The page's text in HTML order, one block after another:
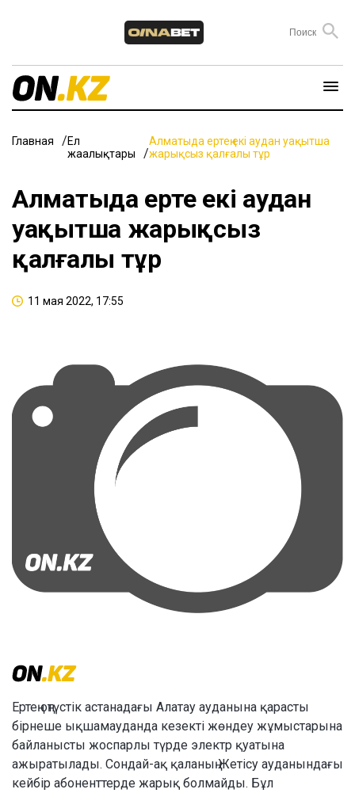
Главная
Ел
жаңалықтары
Алматыда ертең екі аудан уақытша
жарықсыз қалғалы тұр
Алматыда ертең екі аудан
уақытша жарықсыз
қалғалы тұр
11 мая 2022, 17:55
Ертең оңтүстік астанадағы Алатау ауданына қарасты
бірнеше ықшамауданда кезекті жөндеу жұмыстарына
байланысты жоспарлы түрде электр қуатына
ажыратылады. Сондай-ақ қаланың Жетісу ауданындағы
кейбір абоненттерде жарық болмайды. Бұл